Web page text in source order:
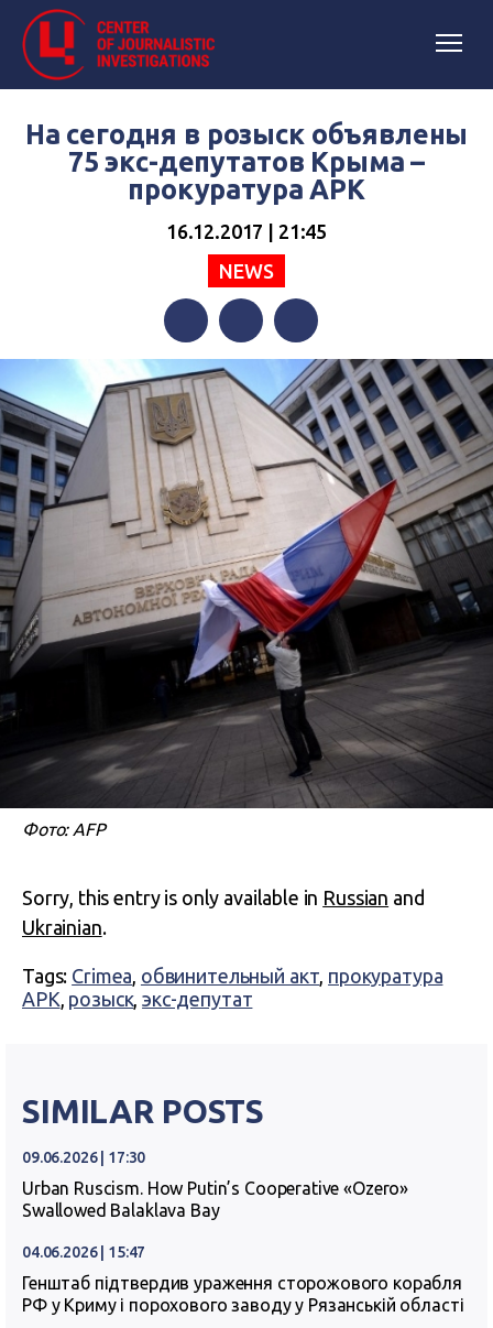
На сегодня в розыск объявлены
75 экс-депутатов Крыма –
прокуратура АРК
16.12.2017 | 21:45
NEWS
FacebookTwitterTelegram
Фото: AFP
Sorry, this entry is only available in Russian and
Ukrainian.
Tags: Crimea, обвинительный акт, прокуратура
АРК, розыск,экс-депутат
SIMILAR POSTS
09.06.2026 | 17:30
Urban Ruscism. How Putin’s Cooperative «Ozero»
Swallowed Balaklava Bay
04.06.2026 | 15:47
Генштаб підтвердив ураження сторожового корабля
РФ у Криму і порохового заводу у Рязанській області